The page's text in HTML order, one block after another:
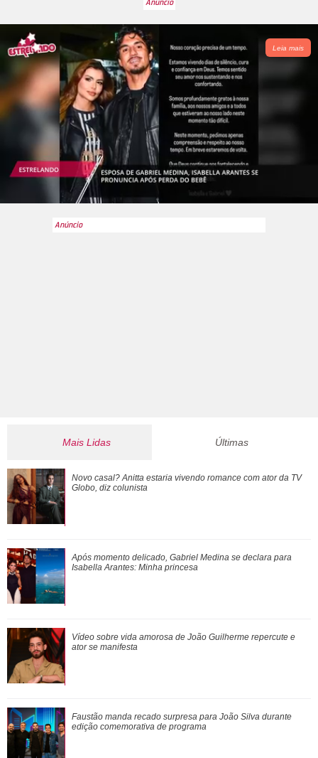
muito lembrada e amada pelo público de todas as idades.
Renata Sorrah deu umshowde talento ao incorporar a vilã
Nazaré Tedesco, cuja cena mais emblemática foi quando ela
se disfarça de enfermeira e rouba um bebê na maternidade. O
país parou para acompanhar o desenrolar da história e ficava
chocado com cada um dos acontecimentos. A seguir, confira
mais momentos icônicos das novelas de Aguinaldo Silva!
Leia mais
Mais Lidas
João Raul diz para Agrado que não está conseguindo
conviver com seu sucesso. Veja os resum...
Anitta abre o jogo sobre nova fase, mudanças no visual e
decisão polêmica nos shows
Em parceria com Sandy, Laura Pausini lança versão em
português de Quando Chove
Após rumores, Alice Carvalho evita definir relação com
Anitta e explica por que protege a ...
Últimas
Novo casal? Anitta estaria vivendo romance com ator da TV
Globo, diz colunista
Após momento delicado, Gabriel Medina se declara para
Isabella Arantes: Minha princesa
Vídeo sobre vida amorosa de João Guilherme repercute e
ator se manifesta
Faustão manda recado surpresa para João Silva durante
edição comemorativa de programa